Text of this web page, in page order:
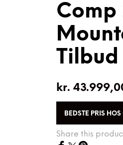
Comp
Tilbud
kr.
BEDSTE PRIS
Share this